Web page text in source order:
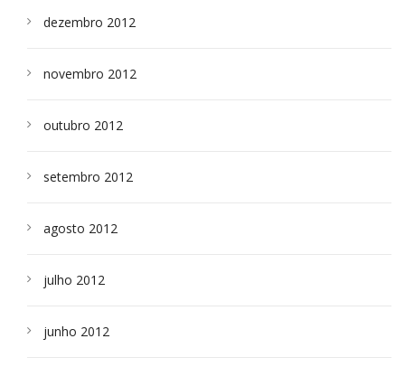
dezembro 2012
novembro 2012
outubro 2012
setembro 2012
agosto 2012
julho 2012
junho 2012